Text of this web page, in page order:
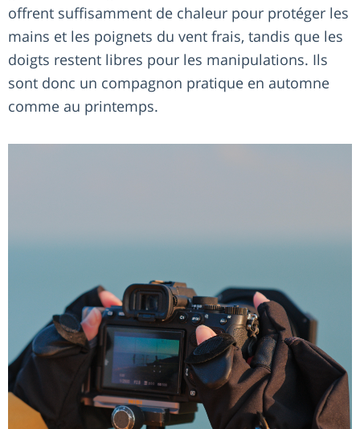
offrent suffisamment de chaleur pour protéger les
mains et les poignets du vent frais, tandis que les
doigts restent libres pour les manipulations. Ils
sont donc un compagnon pratique en automne
comme au printemps.